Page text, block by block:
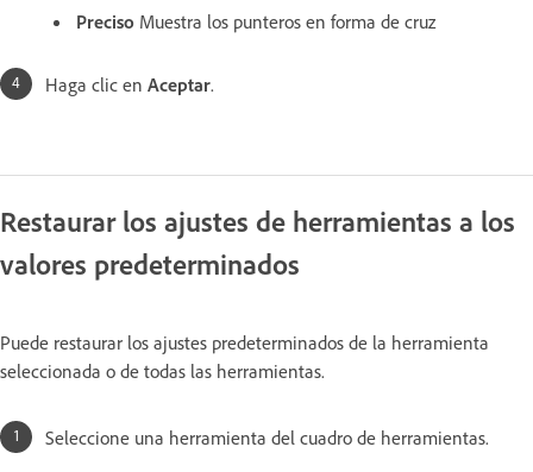
Preciso Muestra los punteros en forma de cruz
Haga clic en Aceptar.
Restaurar los ajustes de herramientas a los
valores predeterminados
Puede restaurar los ajustes predeterminados de la herramienta
seleccionada o de todas las herramientas.
Seleccione una herramienta del cuadro de herramientas.